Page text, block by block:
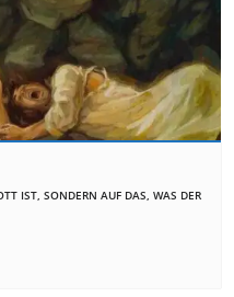
IST, SONDERN AUF DAS, WAS DER